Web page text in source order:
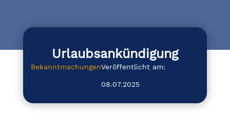
Urlaubsankündigung
BekanntmachungenVeröffentlicht am:
08.07.2025